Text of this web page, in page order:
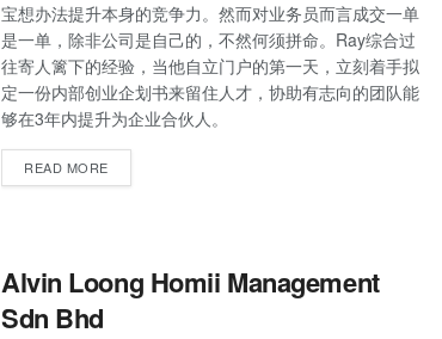
宝想办法提升本身的竞争力。然而对业务员而言成交一单
是一单，除非公司是自己的，不然何须拼命。Ray综合过
往寄人篱下的经验，当他自立门户的第一天，立刻着手拟
定一份内部创业企划书来留住人才，协助有志向的团队能
够在3年内提升为企业合伙人。
READ MORE
Alvin Loong Homii Management
Sdn Bhd